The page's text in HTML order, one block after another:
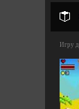
Игру